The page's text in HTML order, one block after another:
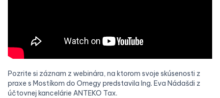
Pozrite si záznam z webinára, na ktorom svoje skúsenosti z
praxe s Mostíkom do Omegy predstavila Ing. Eva Nádašdi z
účtovnej kancelárie ANTEKO Tax.